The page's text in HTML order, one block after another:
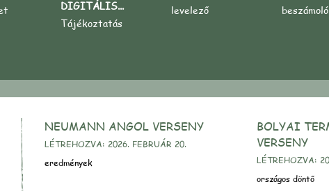
DIGITÁLIS...
Tájékoztatás
levelező
beszámoló
NEUMANN ANGOL VERSENY
LÉTREHOZVA: 2026. FEBRUÁR 20.
eredmények
BOLYAI
VERSENY
LÉTREHOZVA:
országos döntő